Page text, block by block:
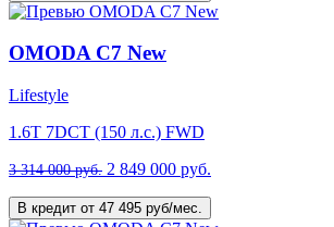
OMODA C7 New
Lifestyle
1.6T 7DCT (150 л.с.) FWD
3 314 000 руб. 2 849 000 руб.
В кредит от 47 495 руб/мес.